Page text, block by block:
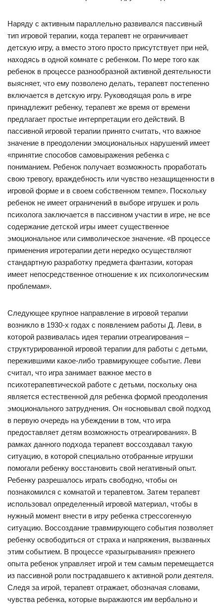
Наряду с активным параллельно развивался пассивный
тип игровой терапии, когда терапевт не ограничивает
детскую игру, а вместо этого просто присутствует при ней,
находясь в одной комнате с ребенком. По мере того как
ребенок в процессе разнообразной активной деятельности
выясняет, что ему позволено делать, терапевт постепенно
включается в детскую игру. Руководящая роль в игре
принадлежит ребенку, терапевт же время от времени
предлагает простые интерпретации его действий. В
пассивной игровой терапии принято считать, что важное
значение в преодолении эмоциональных нарушений имеет
«принятие способов самовыражения ребенка с
пониманием. Ребенок получает возможность проработать
свою тревогу, враждебность или чувство незащищенности в
игровой форме и в своем собственном темпе». Поскольку
ребенок не имеет ограничений в выборе игрушек и роль
психолога заключается в пассивном участии в игре, не все
содержание детской игры имеет существенное
эмоциональное или символическое значение. «В процессе
применения игротерапии дети нередко осуществляют
стандартную разработку предмета фантазии, которая
имеет непосредственное отношение к их психологическим
проблемам».
Следующее крупное направление в игровой терапии
возникло в 1930-х годах с появлением работы Д. Леви, в
которой развивалась идея терапии отреагирования –
структурированной игровой терапии для работы с детьми,
пережившими какое-либо травмирующее событие. Леви
считал, что игра занимает важное место в
психотерапевтической работе с детьми, поскольку она
является естественной для ребенка формой преодоления
эмоционального затруднения. Он «основывал свой подход
в первую очередь на убеждении в том, что игра
предоставляет детям возможность отреагирования». В
рамках данного подхода терапевт воссоздавал такую
ситуацию, в которой специально отобранные игрушки
помогали ребенку восстановить свой негативный опыт.
Ребенку разрешалось играть свободно, чтобы он
познакомился с комнатой и терапевтом. Затем терапевт
использовал определенный игровой материал, чтобы в
нужный момент внести в игру ребенка стрессогенную
ситуацию. Воссоздание травмирующего события позволяет
ребенку освободиться от страха и напряжения, вызванных
этим событием. В процессе «разыгрывания» прежнего
опыта ребенок управляет игрой и тем самым перемещается
из пассивной роли пострадавшего к активной роли деятеля.
Следя за игрой, терапевт отражает, обозначая словами,
чувства ребенка, которые выражаются им вербально и